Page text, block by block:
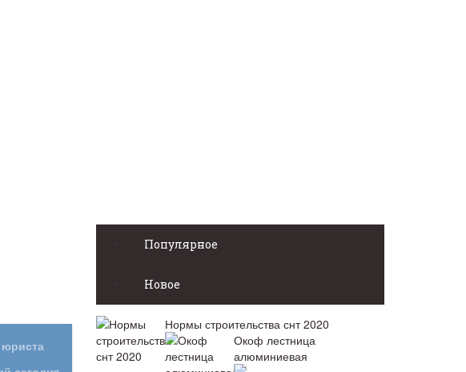
Популярное
Новое
Нормы строительства снт 2020
Окоф лестница
алюминиевая